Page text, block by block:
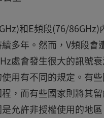
和E頻段(76/86GHz)
多年。然而，V頻段會
處會發生很大的訊號衰
用有不同的規定。有
，而有些國家則將其
允許非授權使用的地